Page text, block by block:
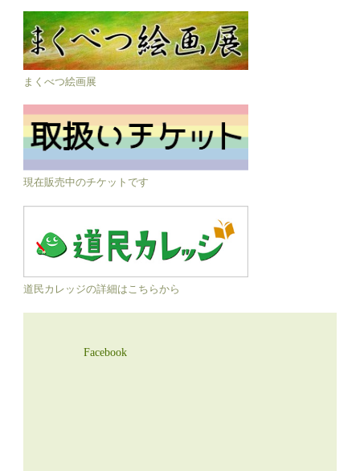
まくべつ絵画展
現在販売中のチケットです
道民カレッジの詳細はこちらから
Facebook